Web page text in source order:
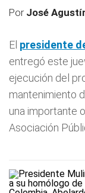
Por José
El presidente
entregó este
ejecución del
mantenimiento
una importante
Asociación